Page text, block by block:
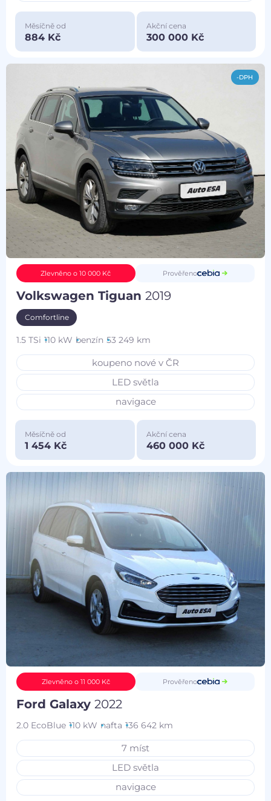
Měsíčně od
884 Kč
Akční cena
300 000 Kč
-DPH
Zlevněno o 10 000 Kč Prověřeno
Volkswagen Tiguan2019
Comfortline
1.5 TSi 110 kW benzín 53 249 km
koupeno nové v ČR
LED světla
navigace
Měsíčně od
1 454 Kč
Akční cena
460 000 Kč
Zlevněno o 11 000 Kč Prověřeno
Ford Galaxy2022
2.0 EcoBlue 110 kW nafta 136 642 km
7 míst
LED světla
navigace